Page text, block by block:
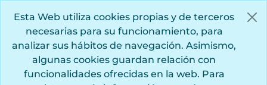
Esta Web utiliza cookies propias y de terceros
necesarias para su funcionamiento, para
analizar sus hábitos de navegación. Asimismo,
algunas cookies guardan relación con
funcionalidades ofrecidas en la web. Para